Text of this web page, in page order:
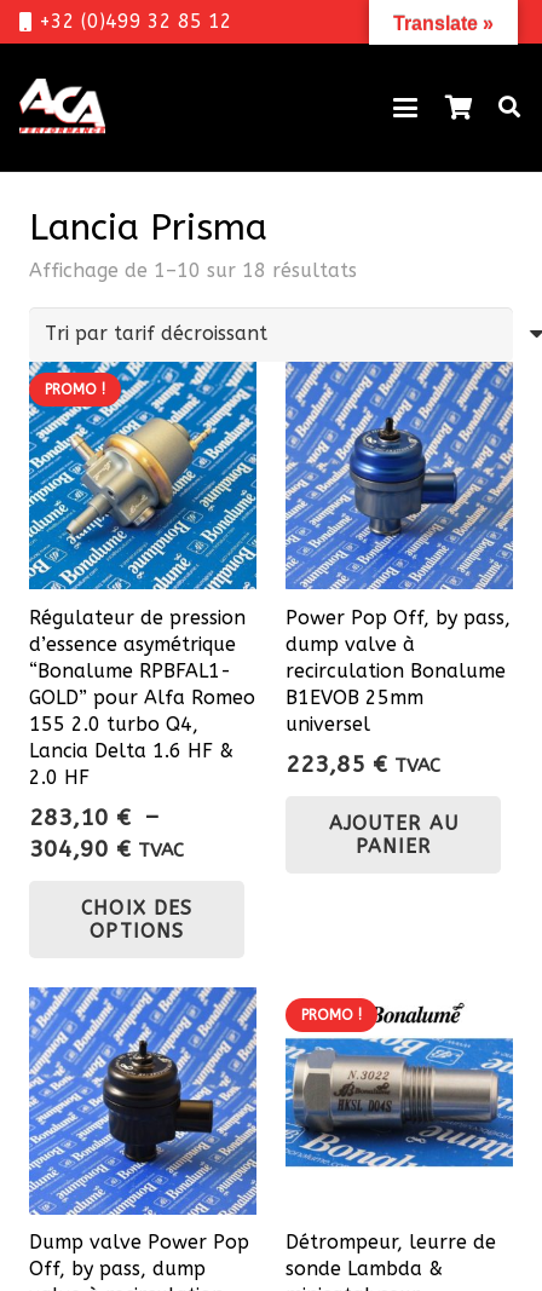
+32 (0)499 32 85 12
Lancia Prisma
Affichage de 1–10 sur 18 résultats
par
décroissant
PROMO !
Régulateur de pression
d’essence asymétrique
“Bonalume RPBFAL1-
GOLD” pour Alfa Romeo
155 2.0 turbo Q4,
Lancia Delta 1.6 HF &
2.0 HF
283,10 € –
304,90 €Plage
prix :
283,10 €
304,90 €
TVAC
CHOIX DES
OPTIONS
plusieurs
variations.
Les
options
peuvent
être
choisies
sur
Power Pop Off, by pass,
dump valve à
recirculation Bonalume
B1EVOB 25mm
universel
223,85 € TVAC
AJOUTER AU
PANIER
Dump valve Power Pop
Off, by pass, dump
PROMO !
Détrompeur, leurre de
sonde Lambda &
Translate »